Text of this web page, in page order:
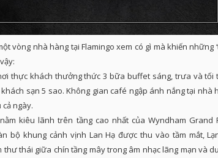
vòng nhà hàng tại Flamingo xem có gì mà khiến những
thực khách thưởng thức 3 bữa buffet sáng, trưa và tối
sạn 5 sao. Không gian café ngập ánh nắng tại nhà
ngày.
kiêu lãnh trên tầng cao nhất của Wyndham Grand
bộ khung cảnh vịnh Lan Hạ được thu vào tầm mắt,
thư thái giữa chín tầng mây trong âm nhạc lãng mạn và